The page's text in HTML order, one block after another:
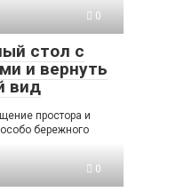
0
стол с
и вернуть
вид
простора и
особо бережного
0